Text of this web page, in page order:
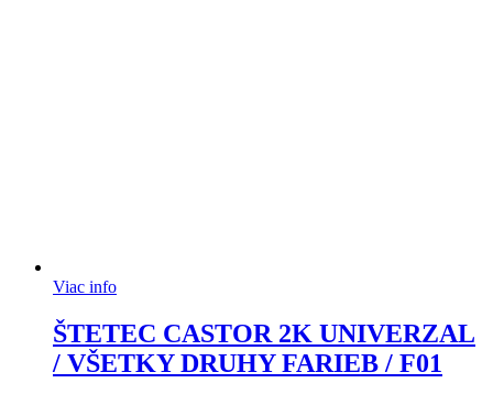
Viac info
ŠTETEC CASTOR 2K UNIVERZAL
/ VŠETKY DRUHY FARIEB / F01